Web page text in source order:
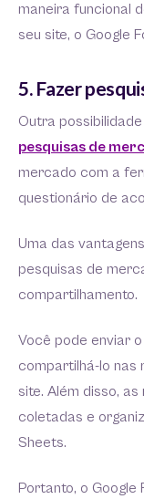
maneira funcional
seu site, o Google
5. Fazer
Outra
pesquisas de
mercado com a
questionário de
Uma das
pesquisas de
compartilhamento.
Você pode enviar
compartilhá-lo nas
site. Além disso,
coletadas e
Sheets.
Portanto, o Google